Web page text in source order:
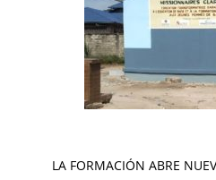
LA FORMACIÓN ABRE